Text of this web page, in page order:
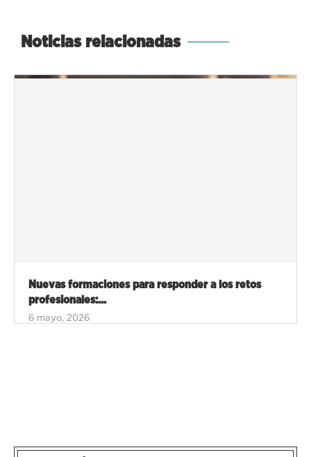
Noticias relacionadas
Nuevas formaciones para responder a los retos
profesionales:...
6 mayo, 2026